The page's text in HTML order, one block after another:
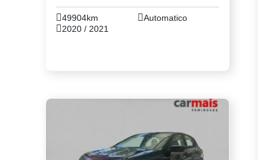
49904km
Automatico
2020 / 2021